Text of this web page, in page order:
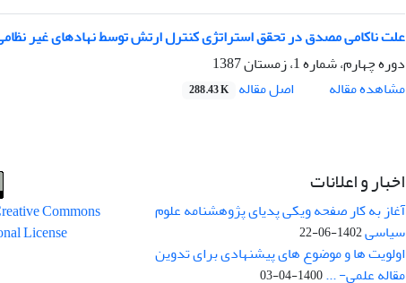
علت ناکامی مصدق در تحقق استراتژی کنترل ارتش توسط نهادهای غیر
دوره چهارم، شماره 1، زمستان 1387
مشاهده مقاله
اصل مقاله 288.43 K
اخبار و اعلانات
آغاز به کار صفحه ویکی پدیای پژوهشنامه علوم
سیاسی1402-06-22
اولویت ها و موضوع های پیشنهادی برای تدوین
مقاله علمی- ...1400-04-03
Commons
License